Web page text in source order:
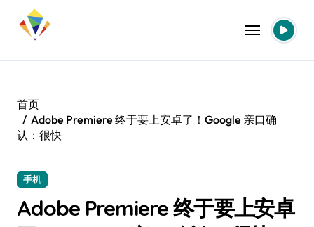
首页
Adobe Premiere 终于要上安卓了！Google 亲口确
认：很快
手机
Adobe Premiere 终于要上安卓